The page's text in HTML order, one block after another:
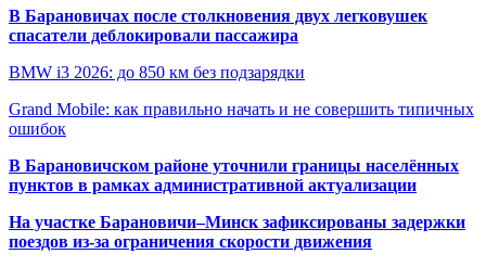
В Барановичах после столкновения двух легковушек
спасатели деблокировали пассажира
BMW i3 2026: до 850 км без подзарядки
Grand Mobile: как правильно начать и не совершить типичных
ошибок
В Барановичском районе уточнили границы населённых
пунктов в рамках административной актуализации
На участке Барановичи–Минск зафиксированы задержки
поездов из-за ограничения скорости движения